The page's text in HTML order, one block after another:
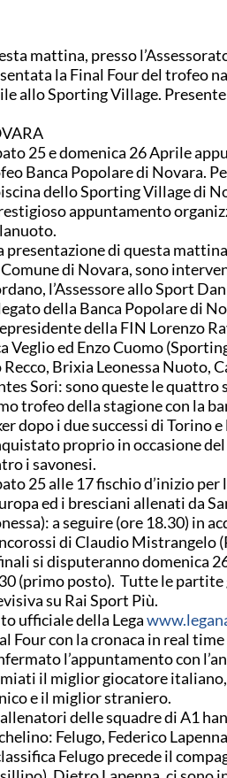
mattina, presso
la Final Four del trofeo
allo Sporting Village.
25 e domenica 26 Aprile
Banca Popolare di Novara.
dello Sporting Village di
appuntamento
presentazione di questa
di Novara, sono
l’Assessore allo Sport
della Banca Popolare di
della FIN Lorenzo
Veglio ed Enzo Cuomo
Recco, Brixia Leonessa Nuoto,
Sori: sono queste le quattro
trofeo della stagione con la
dopo i due successi di Torino
proprio in occasione
i savonesi.
25 alle 17 fischio d’inizio
ed i bresciani allenati da
a seguire (ore 18.30) in
di Claudio Mistrangelo
si disputeranno domenica
(primo posto). Tutte le
su Rai Sport Più.
ufficiale della Lega
Four con la cronaca in real
l’appuntamento con
il miglior giocatore
e il miglior straniero.
delle squadre di A1
Felugo, Federico
Felugo precede il